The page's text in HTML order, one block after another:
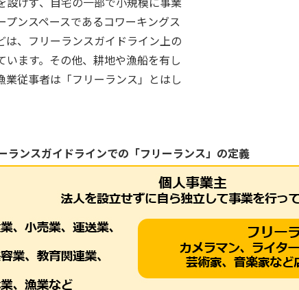
ンスペースであるコワーキングス
は、フリーランスガイドライン上の
います。その他、耕地や漁船を有し
業従事者は「フリーランス」とはし
ランスガイドラインでの「フリーランス」の定義